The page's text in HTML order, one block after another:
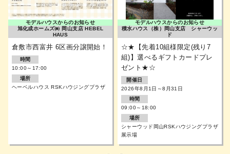
モデルハウスからのお知らせ
旭化成ホームズ㈱ 岡山支店 HEBEL
HAUS
倉敷市西富井 6区画分譲開始！
時間
10:00～17:00
場所
ヘーベルハウス RSKハウジングプラザ
モデルハウスからのお知らせ
積水ハウス（株）岡山支店 シャーウッ
ド
☆★【先着10組様限定(残り7
組)】選べるギフトカードプレ
ゼント★☆
開催日
2026年8月1日～8月31日
時間
09:00～18:00
場所
シャーウッド岡山RSKハウジングプラザ
展示場